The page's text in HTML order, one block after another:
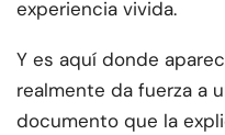
experiencia vivida.
Y es aquí donde
realmente da fuerza a
documento que la